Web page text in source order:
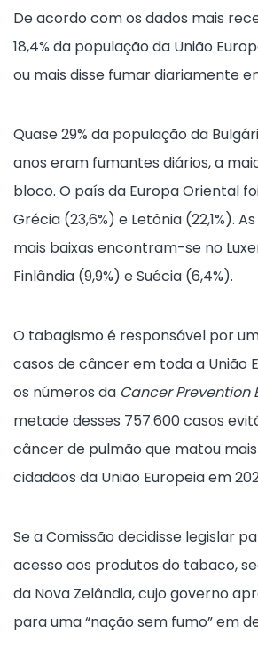
De acordo com os dados mais
18,4% da população da União
ou mais disse fumar diariamente
Quase 29% da população da
anos eram fumantes diários, a
bloco. O país da Europa Oriental
Grécia (23,6%) e Letônia (22,1%).
mais baixas encontram-se no
Finlândia (9,9%) e Suécia (6,4%).
O tabagismo é responsável por
casos de câncer em toda a União
os números da Cancer Prevention
metade desses 757.600 casos
câncer de pulmão que matou
cidadãos da União Europeia em
Se a Comissão decidisse legislar
acesso aos produtos do tabaco,
da Nova Zelândia, cujo governo
para uma “nação sem fumo” em